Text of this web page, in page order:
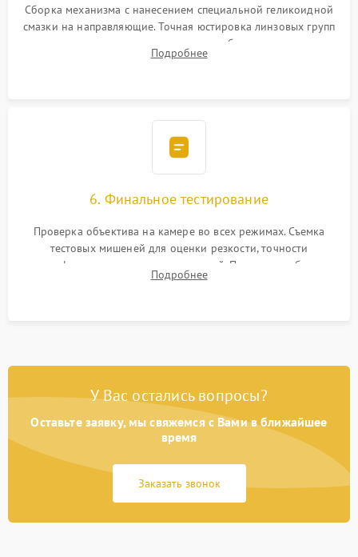
Сборка механизма с нанесением специальной геликоидной
смазки на направляющие. Точная юстировка линзовых групп
программным или механическим способом для устранения
бэк
Подробнее
6. Финальное тестирование
Проверка объектива на камере во всех режимах. Съемка
тестовых мишеней для оценки резкости, точности
автофокуса и отсутствия искажений. Проверка работы
диафрагмы на закрытых значениях и тестирование
Подробнее
У Вас остались вопросы?
Оставьте заявку, мы свяжемся с Вами в ближайшее
время
Заказать звонок